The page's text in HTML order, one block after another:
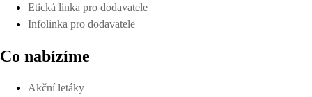
Etická linka pro dodavatele
Infolinka pro dodavatele
Co nabízíme
Akční letáky